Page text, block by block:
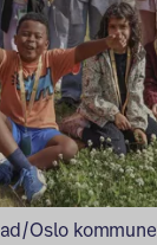
Oslo kommune